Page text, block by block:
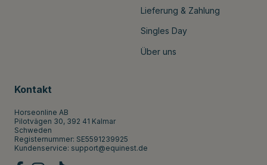
Lieferung & Zahlung
Singles Day
Über uns
Kontakt
Horseonline AB
Pilotvägen 30, 392 41 Kalmar
Schweden
Registernummer: SE5591239925
Kundenservice: support@equinest.de